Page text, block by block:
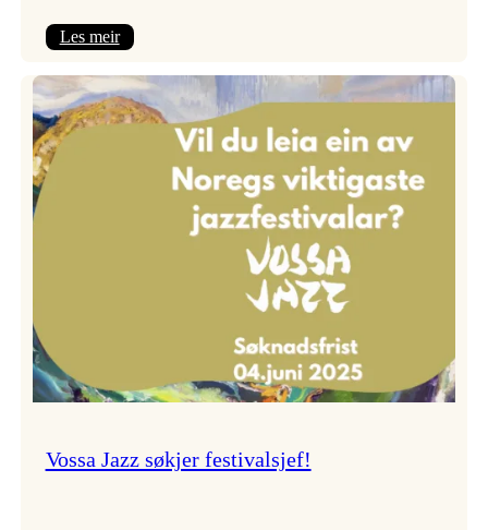
Les meir:
Vossa Jazz søkjer festivalsjef!